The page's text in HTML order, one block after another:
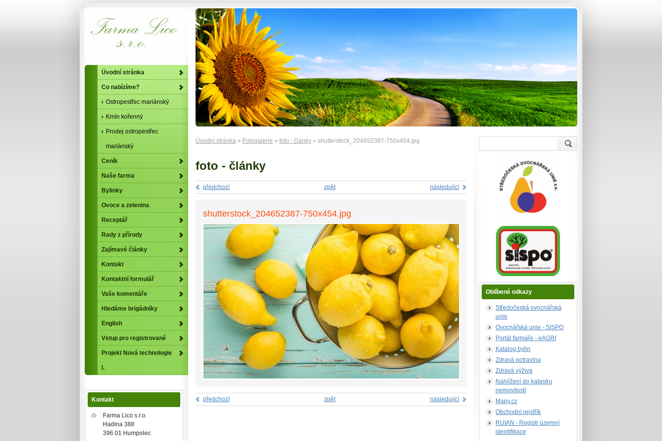
Úvodní stránka » Fotogalerie » foto - články » shutterstock_204652387-750x454.jpg
foto - články
předchozí následující
zpět
shutterstock_204652387-750x454.jpg
předchozí následující
zpět
Oblíbené odkazy
Středočeská ovocnářská
unie
Ovocnářská unie - SISPO
Portál farmáře - eAGRI
Katalog bylin
Zdravá potravina
Zdravá výživa
Nahlížení do katastru
nemovitostí
Mapy.cz
Obchodní rejstřík
RUIAN - Registr územní
identifikace
Úvodní stránka
Co nabízíme?
Ostropestřec mariánský
Kmín kořenný
Prodej ostropestřec
mariánský
Ceník
Naše farma
Bylinky
Ovoce a zelenina
Receptář
Rady z přírody
Zajímavé články
Kontakt
Kontaktní formulář
Vaše komentáře
Hledáme brigádníky
English
Vstup pro registrované
Projekt Nová technologie
I.
Kontakt
Farma Lico s.r.o.
Hadina 388
396 01 Humpolec